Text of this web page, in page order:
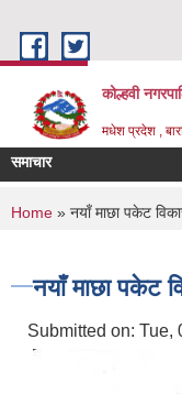
कोल्हवी
मधेश प्रदेश ,
समाचार
You are
Home » नयाँ माछा पकेट
नयाँ माछा पकेट
Submitted on: Tue,